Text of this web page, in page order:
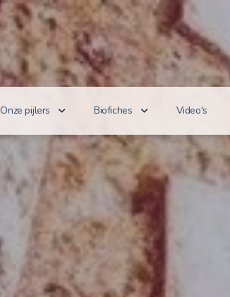
Onze pijlers
Goed voor het milieu
Gezond genieten
Vriendelijk voor dieren
100% toekomst
Biofiches
Groenten en fruit
Zuivel en eieren
Dranken
Vlees en vis
Andere
Video's